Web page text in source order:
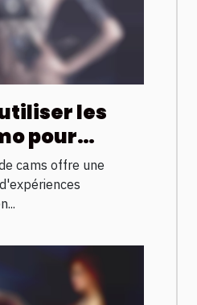
les
pour
votre
les sites
cams offre une